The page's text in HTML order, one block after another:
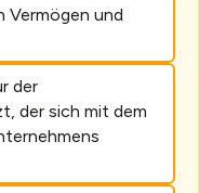
Vermögen und
der
der sich mit dem